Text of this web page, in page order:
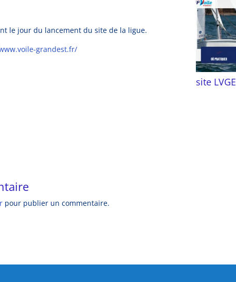
le jour du lancement du site de la ligue.
grandest.fr/
site LVGE
pour publier un commentaire.